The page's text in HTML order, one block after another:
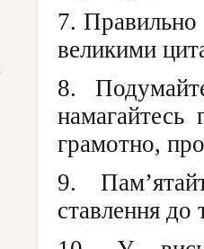
7. Правильно
великими
8.
грамотно,
9.
ставлення до